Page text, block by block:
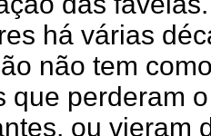
há várias
não tem
que perderam
ou vieram